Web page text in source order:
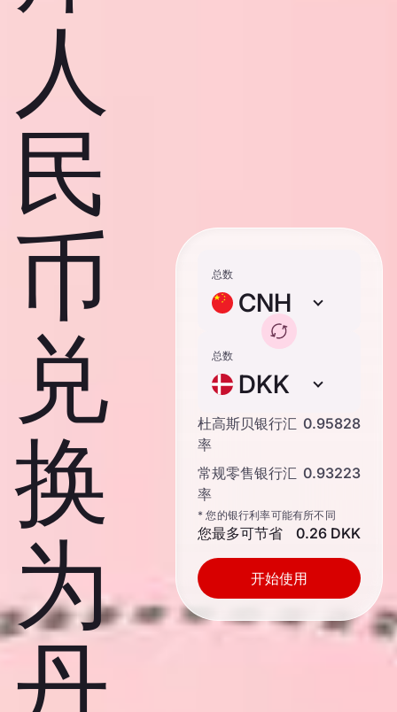
人
民
币
兑
换
为
丹
总数
CNH
总数
DKK
杜高斯贝银行汇
率
0.95828
常规零售银行汇
率
0.93223
* 您的银行利率可能有所不同
您最多可节省 0.26 DKK
开始使用